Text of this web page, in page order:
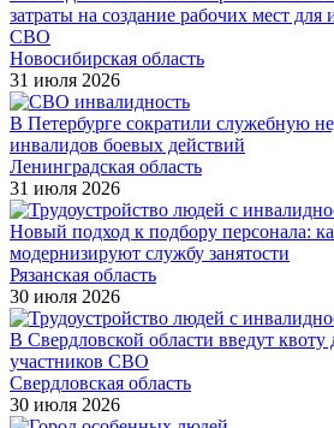
затраты на создание рабочих мест для
СВО
Новосибирская область
31 июля 2026
В Петербурге сократили служебную
инвалидов боевых действий
Ленинградская область
31 июля 2026
Новый подход к подбору персонала:
модернизируют службу занятости
Рязанская область
30 июля 2026
В Свердловской области введут квоту
участников СВО
Свердловская область
30 июля 2026